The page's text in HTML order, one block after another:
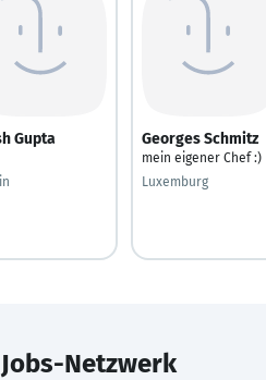
Gupta Georges Schmitz
mein eigener Chef :)
Luxemburg
Jobs-Netzwerk